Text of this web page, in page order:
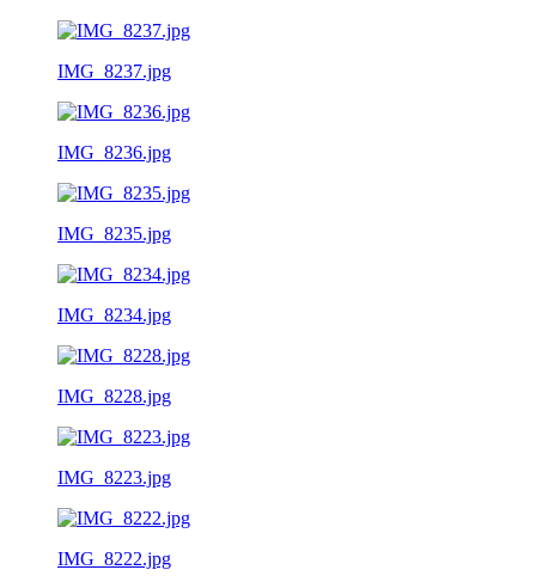
IMG_8237.jpg
IMG_8236.jpg
IMG_8235.jpg
IMG_8234.jpg
IMG_8228.jpg
IMG_8223.jpg
IMG_8222.jpg